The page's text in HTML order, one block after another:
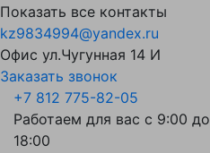
Показать все контакты
kz9834994@yandex.ru
Офис ул.Чугунная 14 И
Заказать звонок
+7 812 775-82-05
Работаем для вас с 9:00 до
18:00